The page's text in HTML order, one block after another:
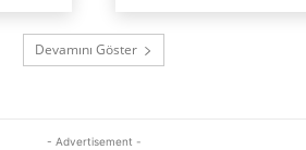
Devamını Göster
- Advertisement -